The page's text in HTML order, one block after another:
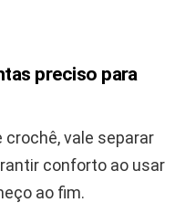
preciso para
vale separar
conforto ao usar
ao fim.